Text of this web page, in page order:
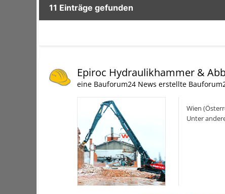
11 Einträge gefunden
Epiroc Hydraulikhammer &
eine Bauforum24 News erstellte
Wien
Unter